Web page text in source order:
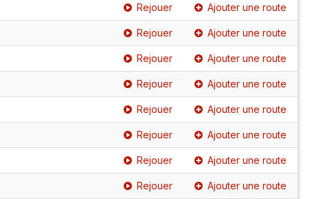
Rejouer Ajouter une route
Rejouer Ajouter une route
Rejouer Ajouter une route
Rejouer Ajouter une route
Rejouer Ajouter une route
Rejouer Ajouter une route
Rejouer Ajouter une route
Rejouer Ajouter une route